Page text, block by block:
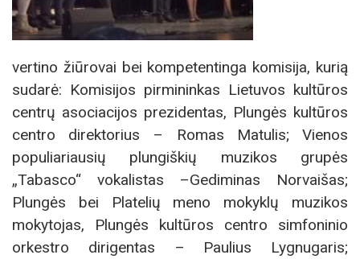
vertino žiūrovai bei kompetentinga komisija, kurią
sudarė: Komisijos pirmininkas Lietuvos kultūros
centrų asociacijos prezidentas, Plungės kultūros
centro direktorius – Romas Matulis; Vienos
populiariausių plungiškių muzikos grupės
„Tabasco“ vokalistas –Gediminas Norvaišas;
Plungės bei Platelių meno mokyklų muzikos
mokytojas, Plungės kultūros centro simfoninio
orkestro dirigentas – Paulius Lygnugaris;